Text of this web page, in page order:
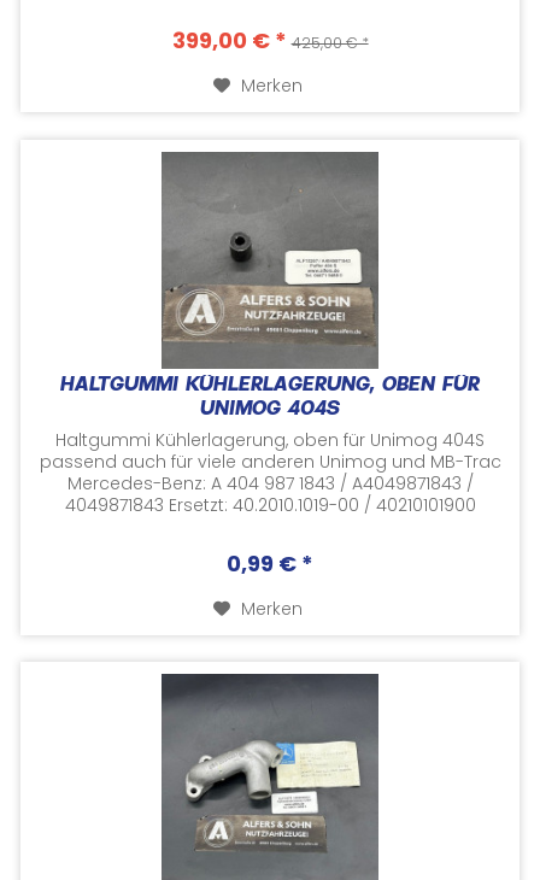
399,00 € * 425,00 € *
Merken
HALTGUMMI KÜHLERLAGERUNG, OBEN FÜR
UNIMOG 404S
Haltgummi Kühlerlagerung, oben für Unimog 404S
passend auch für viele anderen Unimog und MB-Trac
Mercedes-Benz: A 404 987 1843 / A4049871843 /
4049871843 Ersetzt: 40.2010.1019-00 / 40210101900
0,99 € *
Merken